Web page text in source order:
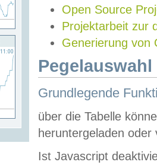
Open Source
Projektarbeit zur
Generierung von
Grundlegende
über die Tabelle
heruntergeladen oder
Ist Javascript